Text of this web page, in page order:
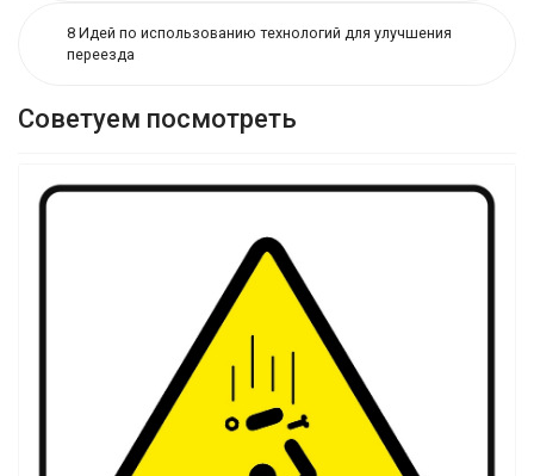
8 Идей по использованию технологий для улучшения
переезда
Советуем посмотреть